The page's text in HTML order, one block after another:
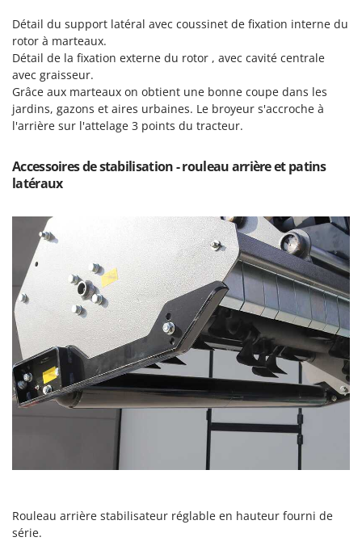
P
Palazzetti
Palumbo Pavi
Partisani
Paterlini
Philips
Prismafood
R.G.V.
Rato
Redback
Resto Italia
Ribimex
Ripartrak
Ritter
River Systems
Détail du support latéral avec coussinet de fixation interne du
rotor à marteaux.
Détail de la fixation externe du rotor , avec cavité centrale
avec graisseur.
Grâce aux marteaux on obtient une bonne coupe dans les
jardins, gazons et aires urbaines. Le broyeur s'accroche à
l'arrière sur l'attelage 3 points du tracteur.
Accessoires de stabilisation - rouleau arrière et patins
latéraux
Rouleau arrière stabilisateur réglable en hauteur fourni de
série.